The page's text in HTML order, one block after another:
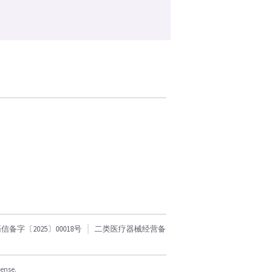
备字〔2025〕00018号 二类医疗器械经营备